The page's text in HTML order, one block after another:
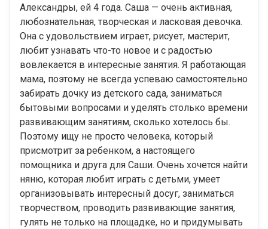
Александры, ей 4 года. Саша — очень активная,
любознательная, творческая и ласковая девочка.
Она с удовольствием играет, рисует, мастерит,
любит узнавать что-то новое и с радостью
вовлекается в интересные занятия. Я работающая
мама, поэтому не всегда успеваю самостоятельно
забирать дочку из детского сада, заниматься
бытовыми вопросами и уделять столько времени
развивающим занятиям, сколько хотелось бы.
Поэтому ищу не просто человека, который
присмотрит за ребенком, а настоящего
помощника и друга для Саши. Очень хочется найти
няню, которая любит играть с детьми, умеет
организовывать интересный досуг, заниматься
творчеством, проводить развивающие занятия,
гулять не только на площадке, но и придумывать